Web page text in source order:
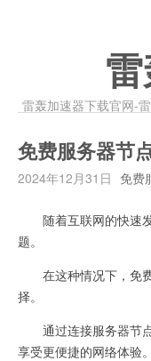
雷轰加速器下载官网-
免费服务器节
2024年12月31日 免费
随着互联网的快速发
题。
在这种情况下，免费
择。
通过连接服务器节点
享受更便捷的网络体验。